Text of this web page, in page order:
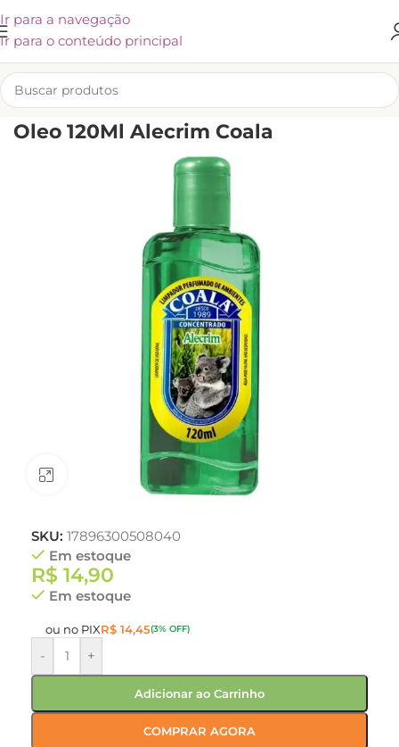
Ir para a navegação
Ir para o conteúdo principal
INÍCIO/LIMPEZA
Oleo 120Ml Alecrim Coala
SKU: 17896300508040
Em estoque
R$ 14,90
Em estoque
ou no PIXR$ 14,45(3% OFF)
- +
Adicionar ao Carrinho
COMPRAR AGORA